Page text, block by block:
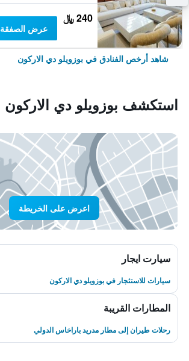
240 ﷼
عرض الصفقة
شاهد أرخص الفنادق في بوزويلو دي الاركون
استكشف بوزويلو دي الاركون
اعرض على الخريطة
سيارت ايجار
سيارات للاستئجار في بوزويلو دي الاركون
المطارات القريبة
رحلات طيران إلى مطار مدريد باراخاس الدولي